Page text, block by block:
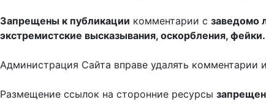
Запрещены к публикации комментарии с заведомо
экстремистские высказывания, оскорбления, фейки.
Администрация Сайта вправе удалять комментарии
Размещение ссылок на сторонние ресурсы